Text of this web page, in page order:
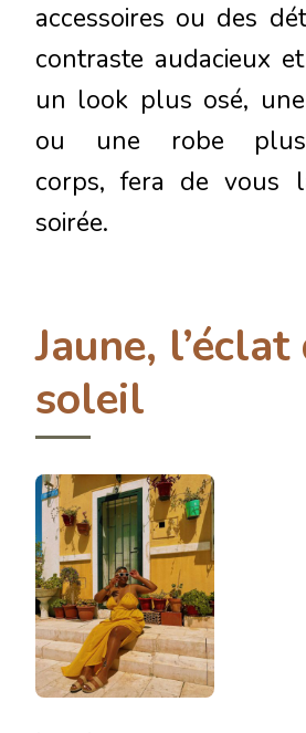
accessoires ou des
contraste audacieux
un look plus osé, une
ou une robe
corps, fera de vous
soirée.
Jaune, l’éclat
soleil